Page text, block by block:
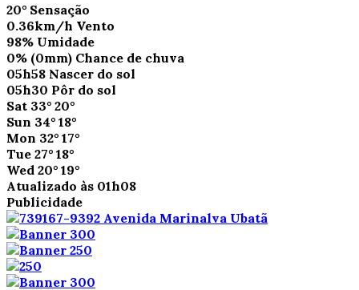
20° Sensação
0.36km/h Vento
98% Umidade
0% (0mm) Chance de chuva
05h58 Nascer do sol
05h30 Pôr do sol
Sat 33° 20°
Sun 34° 18°
Mon 32° 17°
Tue 27° 18°
Wed 20° 19°
Atualizado às 01h08
Publicidade